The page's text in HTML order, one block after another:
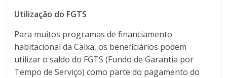
Utilização do FGTS
Para muitos programas de financiamento
habitacional da Caixa, os beneficiários podem
utilizar o saldo do FGTS (Fundo de Garantia por
Tempo de Serviço) como parte do pagamento do